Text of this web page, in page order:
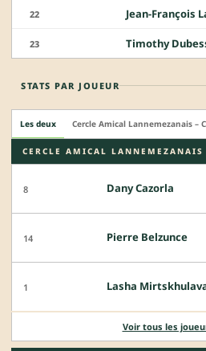
22 Jean-François
23 Timothy
STATS PAR JOUEUR
Les deux Cercle Amical Lannemezanais –
CERCLE AMICAL
8 Dany Cazorla
14 Pierre Belzunce
1 Lasha
Voir tous les